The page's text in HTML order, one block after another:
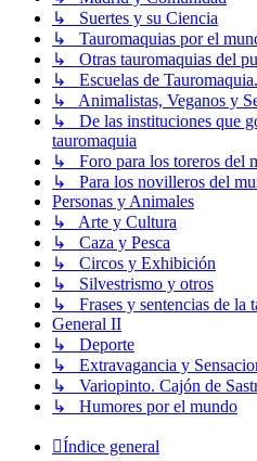
↳ Suertes y su Ciencia
↳ Tauromaquias por el
↳ Otras tauromaquias del
↳ Escuelas de
↳ Animalistas, Veganos y
↳ De las instituciones que
tauromaquia
↳ Foro para los toreros del
↳ Para los novilleros del
Personas y Animales
↳ Arte y Cultura
↳ Caza y Pesca
↳ Circos y Exhibición
↳ Silvestrismo y otros
↳ Frases y sentencias de la
General II
↳ Deporte
↳ Extravagancia y
↳ Variopinto. Cajón de
↳ Humores por el mundo
Índice general